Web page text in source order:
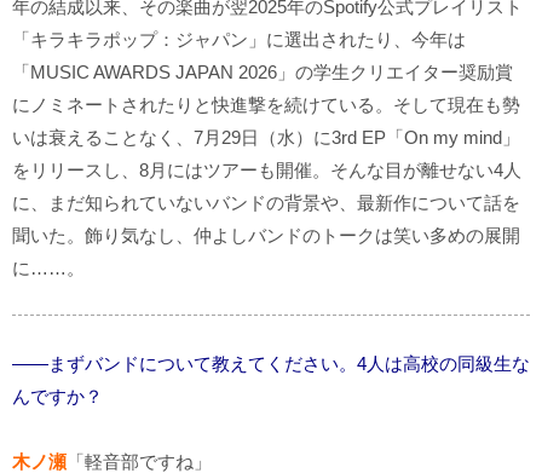
年の結成以来、その楽曲が翌2025年のSpotify公式プレイリスト
「キラキラポップ：ジャパン」に選出されたり、今年は
「MUSIC AWARDS JAPAN 2026」の学生クリエイター奨励賞
にノミネートされたりと快進撃を続けている。そして現在も勢
いは衰えることなく、7月29日（水）に3rd EP「On my mind」
をリリースし、8月にはツアーも開催。そんな目が離せない4人
に、まだ知られていないバンドの背景や、最新作について話を
聞いた。飾り気なし、仲よしバンドのトークは笑い多めの展開
に……。
――まずバンドについて教えてください。4人は高校の同級生な
んですか？
木ノ瀬 「軽音部ですね」